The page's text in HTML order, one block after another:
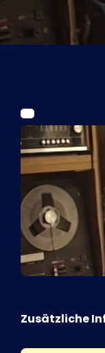
Kurier Romy
Zusätzliche